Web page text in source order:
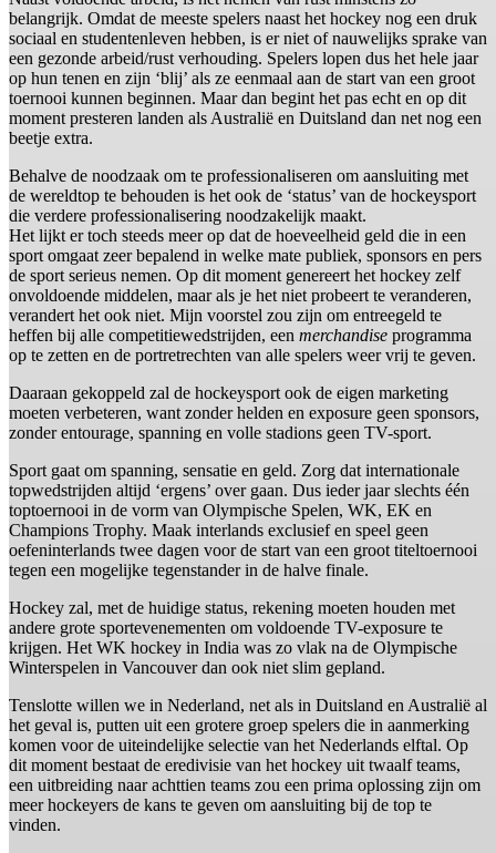
belangrijk. Omdat de meeste spelers naast het hockey nog een druk
sociaal en studentenleven hebben, is er niet of nauwelijks sprake van
een gezonde arbeid/rust verhouding. Spelers lopen dus het hele jaar
op hun tenen en zijn ‘blij’ als ze eenmaal aan de start van een groot
toernooi kunnen beginnen. Maar dan begint het pas echt en op dit
moment presteren landen als Australië en Duitsland dan net nog een
beetje extra.
Behalve de noodzaak om te professionaliseren om aansluiting met
de wereldtop te behouden is het ook de ‘status’ van de hockeysport
die verdere professionalisering noodzakelijk maakt.
Het lijkt er toch steeds meer op dat de hoeveelheid geld die in een
sport omgaat zeer bepalend in welke mate publiek, sponsors en pers
de sport serieus nemen. Op dit moment genereert het hockey zelf
onvoldoende middelen, maar als je het niet probeert te veranderen,
verandert het ook niet. Mijn voorstel zou zijn om entreegeld te
heffen bij alle competitiewedstrijden, een merchandise programma
op te zetten en de portretrechten van alle spelers weer vrij te geven.
Daaraan gekoppeld zal de hockeysport ook de eigen marketing
moeten verbeteren, want zonder helden en exposure geen sponsors,
zonder entourage, spanning en volle stadions geen TV-sport.
Sport gaat om spanning, sensatie en geld. Zorg dat internationale
topwedstrijden altijd ‘ergens’ over gaan. Dus ieder jaar slechts één
toptoernooi in de vorm van Olympische Spelen, WK, EK en
Champions Trophy. Maak interlands exclusief en speel geen
oefeninterlands twee dagen voor de start van een groot titeltoernooi
tegen een mogelijke tegenstander in de halve finale.
Hockey zal, met de huidige status, rekening moeten houden met
andere grote sportevenementen om voldoende TV-exposure te
krijgen. Het WK hockey in India was zo vlak na de Olympische
Winterspelen in Vancouver dan ook niet slim gepland.
Tenslotte willen we in Nederland, net als in Duitsland en Australië al
het geval is, putten uit een grotere groep spelers die in aanmerking
komen voor de uiteindelijke selectie van het Nederlands elftal. Op
dit moment bestaat de eredivisie van het hockey uit twaalf teams,
een uitbreiding naar achttien teams zou een prima oplossing zijn om
meer hockeyers de kans te geven om aansluiting bij de top te
vinden.